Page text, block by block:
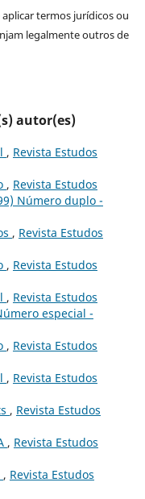
termos jurídicos ou
legalmente outros de
autor(es)
, Revista Estudos
, Revista Estudos
Número duplo -
, Revista Estudos
, Revista Estudos
, Revista Estudos
especial -
, Revista Estudos
, Revista Estudos
, Revista Estudos
, Revista Estudos
, Revista Estudos